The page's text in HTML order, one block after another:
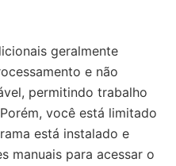
geralmente
e não
permitindo trabalho
você está limitado
está instalado e
manuais para acessar o